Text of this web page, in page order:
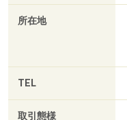
所在地
TEL
取引態様